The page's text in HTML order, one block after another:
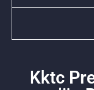
Kktc